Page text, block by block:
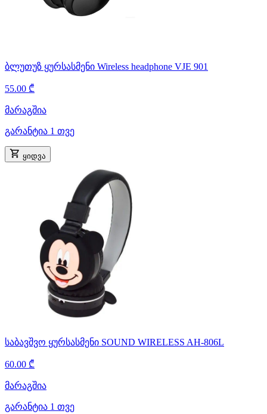
ბლუთუზ ყურსასმენი Wireless headphone VJE 901
55.00 ₾
მარაგშია
გარანტია 1 თვე
ყიდვა
საბავშვო ყურსასმენი SOUND WIRELESS AH-806L
60.00 ₾
მარაგშია
გარანტია 1 თვე